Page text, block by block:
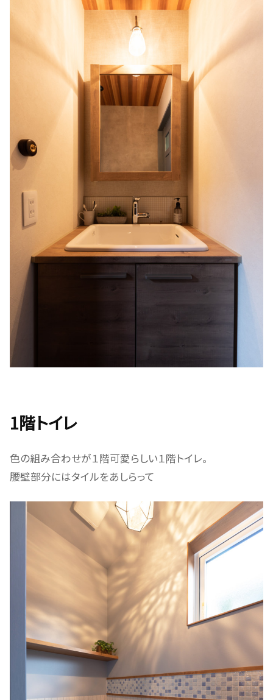
1階トイレ
色の組み合わせが１階可愛らしい１階トイレ。
腰壁部分にはタイルをあしらって